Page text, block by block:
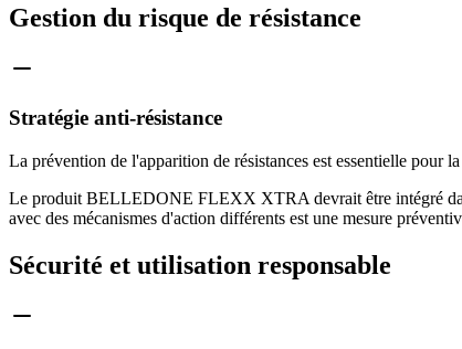
Gestion du risque de résistance
Stratégie anti-résistance
La prévention de l'apparition de résistances est essentielle pour
Le produit BELLEDONE FLEXX XTRA devrait être intégré
avec des mécanismes d'action différents est une mesure
Sécurité et utilisation responsable